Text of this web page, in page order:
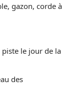
gazon, corde à
le jour de la
des